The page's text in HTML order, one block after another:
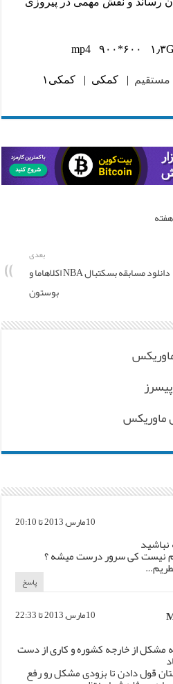
مستقیم |کمکی |کمکی۱
بعدی
دانلود مسابقه بسکتبال NBA اکلاهاما و
بوستون
ماوریکس
10مارس, 2013 تا 20:10
نیست کی سرور درست میشه ؟
پاسخ
10مارس, 2013 تا 22:33
مشکل از خارجه کشوره و کاری از دست
قول دادن تا بزودی مشکل رو رفع